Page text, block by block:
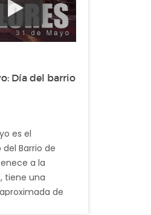
actualizados
tiene más de
que en este
templos de
Cuenta
Mezquita
así como por
Cementerio
Día del barrio
es el
Barrio de
a la
tiene una
de